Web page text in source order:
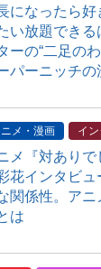
になったら
い放題でき
ーの“二足の
パーニッチの
メ・漫画 イ
メ『対あり
花インタビュ
関係性。ア
は